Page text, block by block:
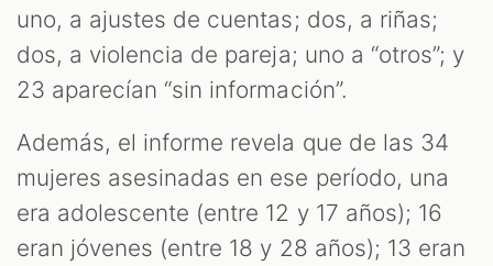
uno, a ajustes de cuentas; dos, a riñas;
dos, a violencia de pareja; uno a “otros”; y
23 aparecían “sin información”.
Además, el informe revela que de las 34
mujeres asesinadas en ese período, una
era adolescente (entre 12 y 17 años); 16
eran jóvenes (entre 18 y 28 años); 13 eran